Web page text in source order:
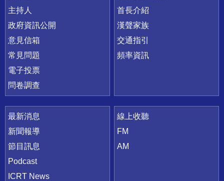
主持人
政府資訊公開
意見信箱
常見問題
電子投票
問卷調查
首長介紹
漢聲家族
交通指引
頻率資訊
最新消息
新聞報導
節目訊息
Podcast
ICRT News
線上收聽
FM
AM